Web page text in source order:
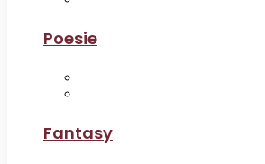
Poesie
Fantasy